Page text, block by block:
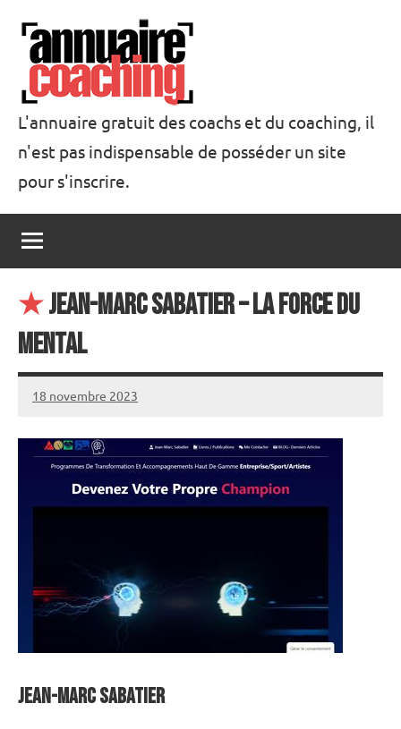
contenu
Annuaire
Coaching
L'annuaire gratuit des coachs et du coaching, il
n'est pas indispensable de posséder un site
pour s'inscrire.
★Jean-Marc Sabatier – La Force du
Mental
18 novembre 2023
annuairecoaching
Jean-Marc Sabatier